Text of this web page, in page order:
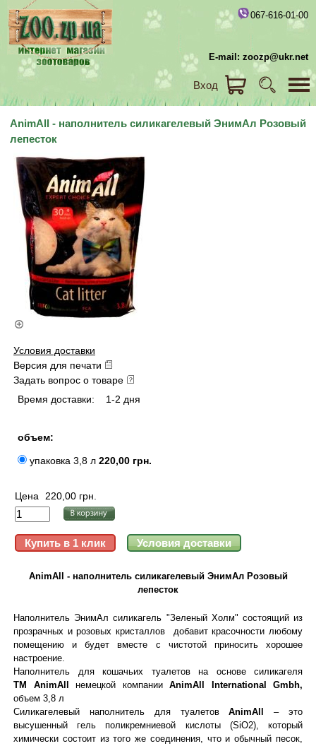
067-616-01-00
E-mail: zoozp@ukr.net
Вход
AnimAll - наполнитель силикагелевый ЭнимАл Розовый
лепесток
Условия доставки
Версия для печати
Задать вопрос о товаре
Время доставки:
1-2 дня
объем:
упаковка 3,8 л 220,00 грн.
Цена 220,00 грн.
AnimAll - наполнитель силикагелевый ЭнимАл Розовый
лепесток
Наполнитель ЭнимАл силикагель "Зеленый Холм" состоящий из
прозрачных и розовых кристаллов
добавит красочности любому
помещению и будет вместе с чистотой приносить хорошее
настроение.
Наполнитель для кошачьих туалетов на основе силикагеля
TM AnimAll немецкой компании AnimAll International Gmbh,
объем 3,8 л
Силикагелевый наполнитель для туалетовAnimAll
– это
высушенный гель поликремниевой кислоты (SiO2), который
химически состоит из того же соединения, что и обычный песок,